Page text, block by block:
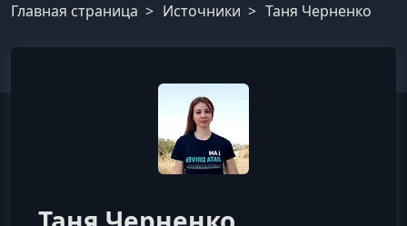
Главная страница Источники Таня Черненко